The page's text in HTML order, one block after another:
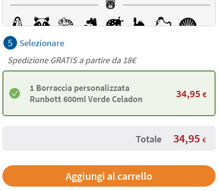
5 Selezionare
Spedizione GRATIS a partire da18€
1 Borraccia personalizzata
Runbott 600ml Verde Celadon
34,95 €
Totale 34,95 €